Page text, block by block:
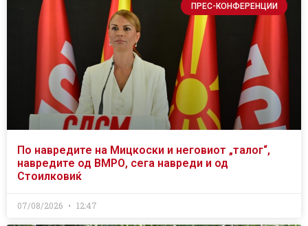
ПРЕС-КОНФЕРЕНЦИИ
По навредите на Мицкоски и неговиот „талог“,
навредите од ВМРО, сега навреди и од
Стоилковиќ
07/08/2026 12:47